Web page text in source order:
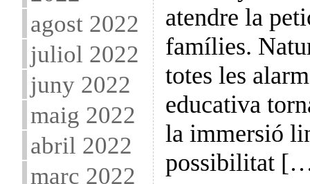
agost 2022
juliol 2022
juny 2022
maig 2022
abril 2022
març 2022
atendre la
famílies.
totes les
educativa
la immersió
possibilitat